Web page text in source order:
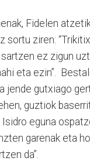
Fidelen
sortu ziren:
ez zigun
eta ezin”.
jende gutxiago
guztiok
eguna
garenak eta
da”.